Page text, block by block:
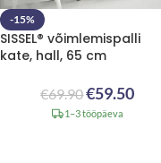
-15%
SISSEL® võimlemispalli
kate, hall, 65 cm
€69.90€59.50
1–3 tööpäeva